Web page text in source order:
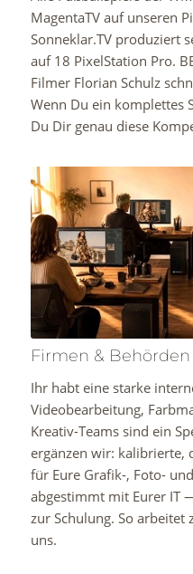
MagentaTV auf unseren
Sonneklar.TV produziert
auf 18 PixelStation Pro.
Filmer Florian Schulz
Wenn Du ein komplettes
Du Dir genau diese
Firmen & Behörden
Ihr habt eine starke
Videobearbeitung,
Kreativ-Teams sind ein
ergänzen wir: kalibrierte,
für Eure Grafik-, Foto-
abgestimmt mit Eurer IT
zur Schulung. So arbeitet
uns.